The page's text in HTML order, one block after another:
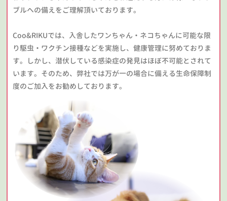
ブルへの備えをご理解頂いております。
Coo&RIKUでは、入舎したワンちゃん・ネコちゃんに可能な限
り駆虫・ワクチン接種などを実施し、健康管理に努めておりま
す。しかし、潜伏している感染症の発見はほぼ不可能とされて
います。そのため、弊社では万が一の場合に備える生命保障制
度のご加入をお勧めしております。